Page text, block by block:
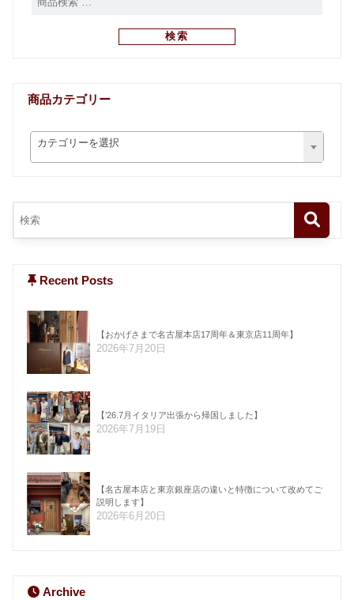
検索
商品カテゴリー
カテゴリーを選択
Recent Posts
【おかげさまで名古屋本店17周年＆東京店11周年】
2026年7月20日
【’26.7月イタリア出張から帰国しました】
2026年7月19日
【名古屋本店と東京銀座店の違いと特徴について改めてご
説明します】
2026年6月20日
Archive